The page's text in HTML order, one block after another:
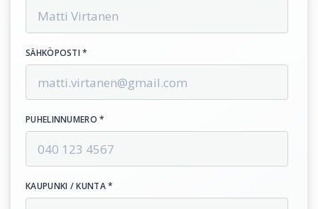
SÄHKÖPOSTI *
PUHELINNUMERO *
KAUPUNKI / KUNTA *